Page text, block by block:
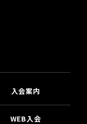
入会案内
WEB入会